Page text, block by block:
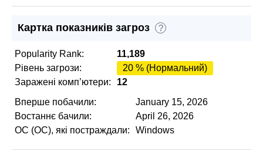
Картка показників загроз ?
Popularity Rank:
11,189
Рівень загрози:
20 % (Нормальний)
Заражені комп’ютери:
12
Вперше побачили:
January 15, 2026
Востаннє бачили:
April 26, 2026
ОС (ОС), які постраждали:
Windows